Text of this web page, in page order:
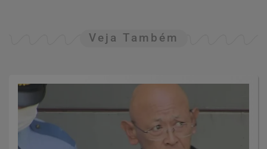
Veja Também